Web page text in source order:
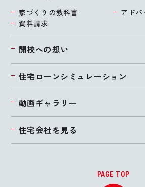
家づくりの教科書
アド
資料請求
開校への想い
住宅ローンシミュレーション
動画ギャラリー
住宅会社を見る
PAGE TOP